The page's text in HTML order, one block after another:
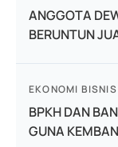
ANGGOTA
BERUNTUN
EKONOMI BISNIS
BPKH DAN
GUNA